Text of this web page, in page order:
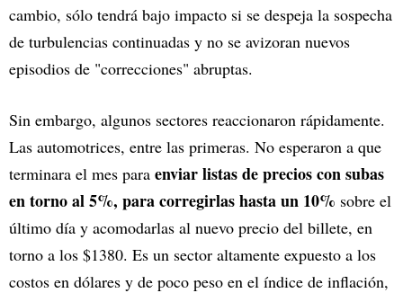
cambio, sólo tendrá bajo impacto si se despeja la sospecha
de turbulencias continuadas y no se avizoran nuevos
episodios de "correcciones" abruptas.
Sin embargo, algunos sectores reaccionaron rápidamente.
Las automotrices, entre las primeras. No esperaron a que
terminara el mes para enviar listas de precios con subas
en torno al 5%, para corregirlas hasta un 10% sobre el
último día y acomodarlas al nuevo precio del billete, en
torno a los $1380. Es un sector altamente expuesto a los
costos en dólares y de poco peso en el índice de inflación,